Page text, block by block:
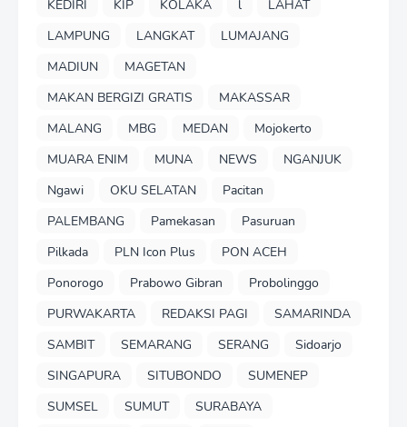
KEDIRI
KIP KOLAKA l
LAHAT
LAMPUNG
LANGKAT
LUMAJANG
MADIUN
MAGETAN
MAKAN BERGIZI GRATIS
MAKASSAR
MALANG
MBG MEDAN
Mojokerto
MUARA ENIM
MUNA NEWS
NGANJUK
Ngawi
OKU SELATAN
Pacitan
PALEMBANG
Pamekasan
Pasuruan
Pilkada
PLN Icon Plus
PON ACEH
Ponorogo
Prabowo Gibran
Probolinggo
PURWAKARTA
REDAKSI PAGI
SAMARINDA
SAMBIT
SEMARANG SERANG
Sidoarjo
SINGAPURA
SITUBONDO
SUMENEP
SUMSEL
SUMUT
SURABAYA